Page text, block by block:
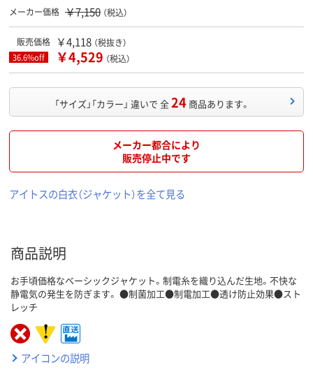
メーカー価格 ￥7,150 （税込）
販売価格 ￥4,118 （税抜き）
36.6%off ￥4,529 （税込）
「サイズ」「カラー」 違いで 全24 商品あります。
メーカー都合により
販売停止中です
アイトスの白衣（ジャケット）を全て見る
商品説明
お手頃価格なベーシックジャケット。制電糸を織り込んだ生地。不快な
静電気の発生を防ぎます。 ●制菌加工●制電加工●透け防止効果●スト
レッチ
アイコンの説明